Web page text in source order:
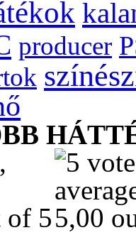
producer